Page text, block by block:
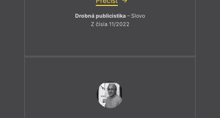
Drobná publicistika – Slovo
Z čísla 11/2022